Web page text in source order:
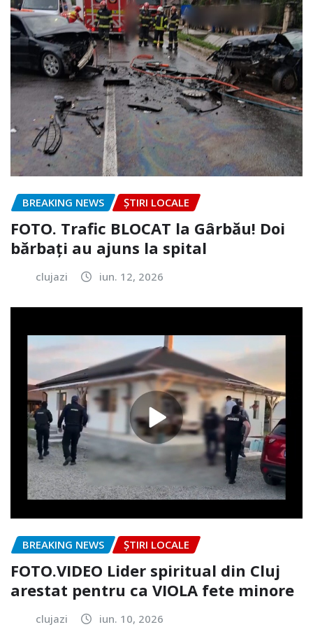
BREAKING NEWS ȘTIRI LOCALE
FOTO. Trafic BLOCAT la Gârbău! Doi
bărbați au ajuns la spital
clujazi iun. 12, 2026
BREAKING NEWS ȘTIRI LOCALE
FOTO.VIDEO Lider spiritual din Cluj
arestat pentru ca VIOLA fete minore
clujazi iun. 10, 2026